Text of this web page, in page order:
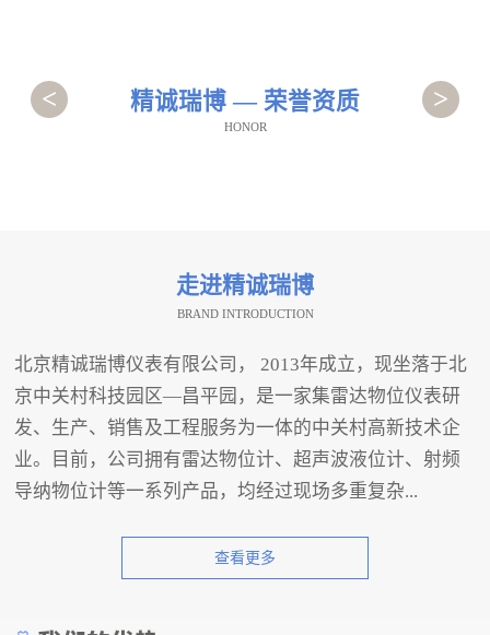
精诚瑞博 — 荣誉资质
HONOR
< >
走进精诚瑞博
BRAND INTRODUCTION
北京精诚瑞博仪表有限公司， 2013年成立，现坐落于北
京中关村科技园区—昌平园，是一家集雷达物位仪表研
发、生产、销售及工程服务为一体的中关村高新技术企
业。目前，公司拥有雷达物位计、超声波液位计、射频
导纳物位计等一系列产品，均经过现场多重复杂...
查看更多